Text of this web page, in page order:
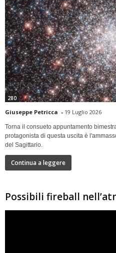
280
Giuseppe Petricca - 19 Luglio 2026
Torna il consueto appuntamento
protagonista di questa uscita è
del Sagittario.
Continua a leggere
Possibili fireball